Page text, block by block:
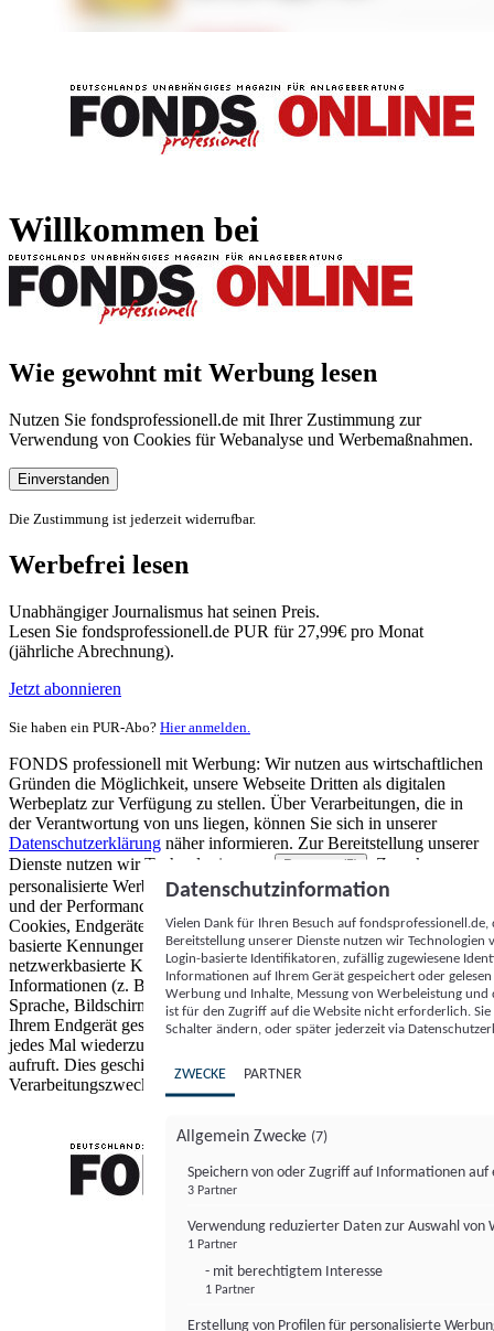
Willkommen bei
Wie gewohnt mit Werbung lesen
Nutzen Sie fondsprofessionell.de mit Ihrer Zustimmung zur
Verwendung von Cookies für Webanalyse und Werbemaßnahmen.
Einverstanden
Die Zustimmung ist jederzeit widerrufbar.
Werbefrei lesen
Unabhängiger Journalismus hat seinen Preis.
Lesen Sie fondsprofessionell.de PUR für 27,99€ pro Monat
(jährliche Abrechnung).
Jetzt abonnieren
Sie haben ein PUR-Abo? Hier anmelden.
FONDS professionell mit Werbung: Wir nutzen aus wirtschaftlichen
Gründen die Möglichkeit, unsere Webseite Dritten als digitalen
Werbeplatz zur Verfügung zu stellen. Über Verarbeitungen, die in
der Verantwortung von uns liegen, können Sie sich in unserer
Datenschutzerklärung näher informieren. Zur Bereitstellung unserer
Dienste nutzen wir Technologien von
Partnern (5)
. Zwecke:
personalisierte Werbung und Inhalte, Messung von Werbeleistung
und der Performance von Inhalten sowie Zielgruppenforschung.
Cookies, Endgeräte- oder ähnliche Online-Kennungen (z. B. login-
basierte Kennungen, zufällig generierte Kennungen,
netzwerkbasierte Kennungen) können zusammen mit anderen
Informationen (z. B. Browsertyp und Browserinformationen,
Sprache, Bildschirmgröße, unterstützte Technologien usw.) auf
Ihrem Endgerät gespeichert oder von dort ausgelesen werden, um es
jedes Mal wiederzuerkennen, wenn es eine App oder einer Webseite
aufruft. Dies geschieht für einen oder mehrere der hier aufgeführten
Verarbeitungszwecke.
Datenschutzinformation
Vielen Dank für Ihren Besuch auf
Bereitstellung unserer Dienste nutzen wir Technologien
Login-basierte Identifikatoren, zufällig zugewiesene
Informationen auf Ihrem Gerät gespeichert oder
Werbung und Inhalte, Messung von Werbeleistung
ist für den Zugriff auf die Website nicht erforderlich.
Schalter ändern, oder später jederzeit via
ZWECKE PARTNER
Allgemein Zwecke (7)
Speichern von oder Zugriff auf Informationen auf
3 Partner
Verwendung reduzierter Daten zur Auswahl von
1 Partner
- mit berechtigtem Interesse
1 Partner
Erstellung von Profilen für personalisierte
FONDS professionell